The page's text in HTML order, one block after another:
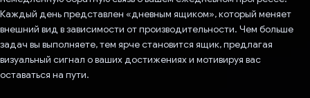
Каждый день представлен «дневным ящиком», который меняет
внешний вид в зависимости от производительности. Чем больше
задач вы выполняете, тем ярче становится ящик, предлагая
визуальный сигнал о ваших достижениях и мотивируя вас
оставаться на пути.